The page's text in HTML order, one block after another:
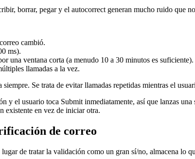
borrar, pegar y el autocorrect generan mucho ruido que
cambió.
ms).
una ventana corta (a menudo 10 a 30 minutos es suficiente).
llamadas a la vez.
Se trata de evitar llamadas repetidas mientras el
el usuario toca Submit inmediatamente, así que lanzas
existente en vez de iniciar otra.
de correo
de tratar la validación como un gran sí/no, almacena lo